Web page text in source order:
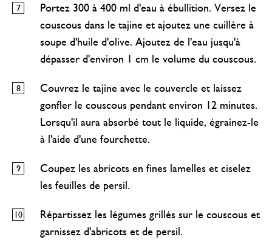
Portez 300 à 400 ml d'eau à ébullition. Versez le
couscous dans le tajine et ajoutez une cuillère à
soupe d'huile d'olive. Ajoutez de l'eau jusqu'à
dépasser d'environ 1 cm le volume du couscous.
Couvrez le tajine avec le couvercle et laissez
gonfler le couscous pendant environ 12 minutes.
Lorsqu'il aura absorbé tout le liquide, égrainez-le
à l'aide d'une fourchette.
Coupez les abricots en fines lamelles et ciselez
les feuilles de persil.
Répartissez les légumes grillés sur le couscous et
garnissez d'abricots et de persil.